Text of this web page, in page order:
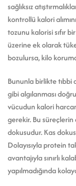
sağlıksız
kontrollü kalori
tozunu kalorisi sıfır
üzerine ek olarak
bozulursa, kilo
Bununla birlikte tıbbi
gibi algılanması
vücudun kalori
gerekir. Bu
dokusudur. Kas
Dolayısıyla protein
avantajıyla sınırlı
yapılmadığında